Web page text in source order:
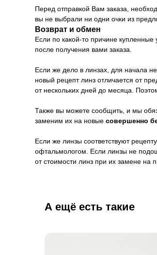
Перед отправкой Вам заказа,
вы не выбрали ни одни очки из
Возврат и обмен
Если по какой-то причине
после получения вами заказа.
Если же дело в линзах, для начала
новый рецепт линз отличается от
от нескольких дней до месяца.
Также вы можете сообщить, и мы
заменим их на новые совершенно
Если же линзы соответствуют
офтальмологом. Если линзы не
от стоимости линз при их замене на
А ещё есть такие